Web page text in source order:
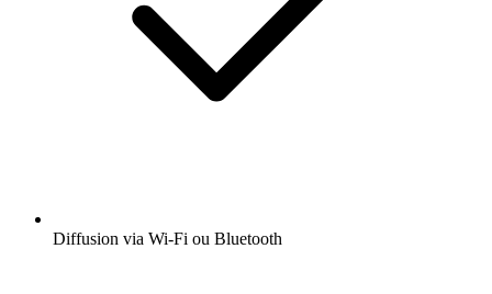
Diffusion via Wi-Fi ou Bluetooth